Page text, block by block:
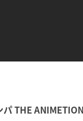
パ THE ANIMETION